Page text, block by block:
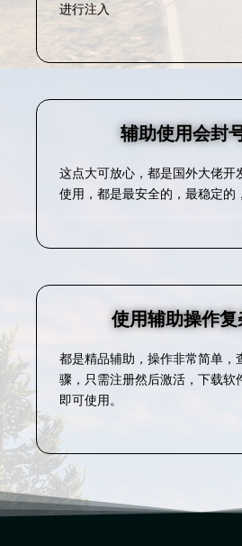
进行注入
辅助使用会封
这点大可放心，都是国外大佬开
使用，都是最安全的，最稳定的
使用辅助操作复
都是精品辅助，操作非常简单，
骤，只需注册然后激活，下载软
即可使用。